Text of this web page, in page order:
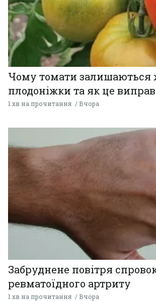
Чому томати залишаються
плодоніжки та як це
1 хв на прочитання Вчора
Забруднене повітря
ревматоїдного артриту
1 хв на прочитання Вчора